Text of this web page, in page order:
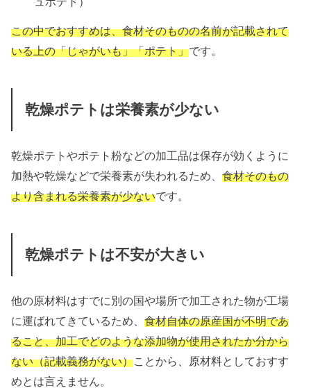
この中でおすすめは、食材そのものの名前が記載されて
いる上の「じゃがいも」「ポテト」です。
乾燥ポテトは栄養素が少ない
乾燥ポテトやポテト粉などの加工品は保存が効くように
加熱や乾燥などで栄養素が失われるため、食材そのもの
より含まれる栄養素が少ないです。
乾燥ポテトは不安が大きい
他の原材料はすでに別の国や場所で加工された物が工場
に運ばれてきているため、食材自体の原産国が不明であ
ること、加工でどのような添加物が使用されたか分から
ない（記載義務がない）ことから、原材料としておすす
めとは言えません。